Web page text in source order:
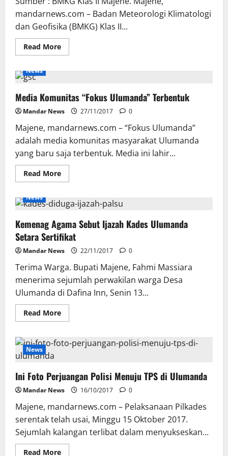
mandarnews.com – Badan Meteorologi Klimatologi
dan Geofisika (BMKG) Klas II...
Read MoreRead
more
Malunda
–
Ulumanda
Hujan
News
Media Komunitas “Fokus Ulumanda” Terbentuk
Mandar News 27/11/2017 0
Majene, mandarnews.com – “Fokus Ulumanda”
adalah media komunitas masyarakat Ulumanda
yang baru saja terbentuk. Media ini lahir...
Read MoreRead
more
Komunitas
“Fokus
Terbentuk
News
Kemenag Agama Sebut Ijazah Kades Ulumanda
Setara Sertifikat
Mandar News 22/11/2017 0
Terima Warga. Bupati Majene, Fahmi Massiara
menerima sejumlah perwakilan warga Desa
Ulumanda di Dafina Inn, Senin 13...
Read MoreRead
more
Agama
Sebut
Setara
Sertifikat
News
Ini Foto Perjuangan Polisi Menuju TPS di Ulumanda
Mandar News 16/10/2017 0
Majene, mandarnews.com – Pelaksanaan Pilkades
serentak telah usai, Minggu 15 Oktober 2017.
Sejumlah kalangan terlibat dalam menyukseskan...
Read MoreRead